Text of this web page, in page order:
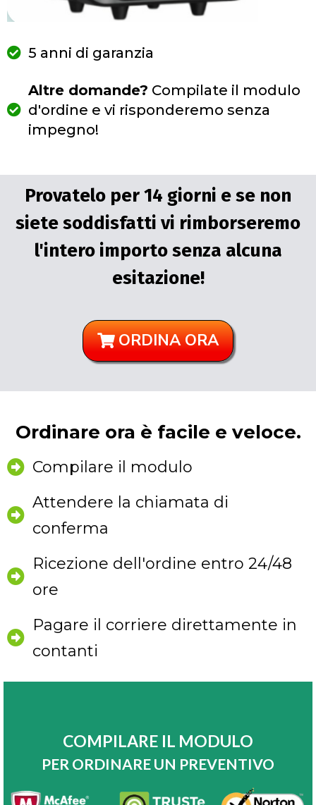
5 anni di garanzia
Altre domande? Compilate il modulo
d'ordine e vi risponderemo senza
impegno!
Provatelo per 14 giorni e se non
siete soddisfatti vi rimborseremo
l'intero importo senza alcuna
esitazione!
ORDINA ORA
Ordinare ora è facile e veloce.
Compilare il modulo
Attendere la chiamata di
conferma
Ricezione dell'ordine entro 24/48
ore
Pagare il corriere direttamente in
contanti
COMPILARE IL MODULO
PER ORDINARE UN PREVENTIVO